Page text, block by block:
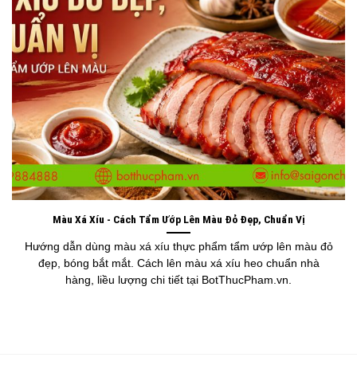
Màu Xá Xíu - Cách Tẩm Ướp Lên Màu Đỏ Đẹp, Chuẩn Vị
Hướng dẫn dùng màu xá xíu thực phẩm tẩm ướp lên màu đỏ
đẹp, bóng bắt mắt. Cách lên màu xá xíu heo chuẩn nhà
hàng, liều lượng chi tiết tại BotThucPham.vn.